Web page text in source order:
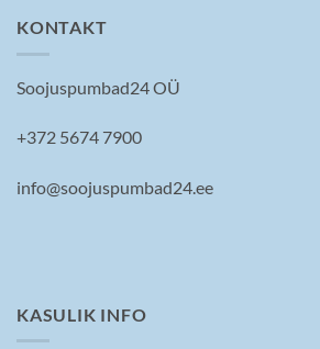
KONTAKT
Soojuspumbad24 OÜ
+372 5674 7900
info@soojuspumbad24.ee
KASULIK INFO